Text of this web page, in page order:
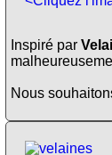
Inspiré par
Nous